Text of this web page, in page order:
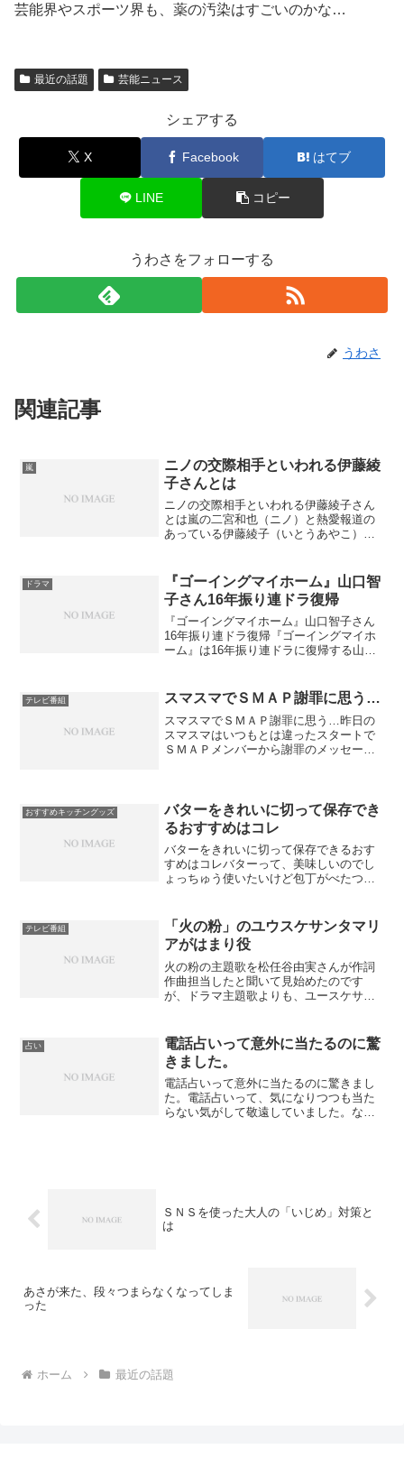
芸能界やスポーツ界も、薬の汚染はすごいのかな…
最近の話題 芸能ニュース
シェアする
X Facebook はてブ
LINE コピー
うわさをフォローする
うわさ
関連記事
嵐
ニノの交際相手といわれる伊藤綾
子さんとは
ニノの交際相手といわれる伊藤綾子さん
とは嵐の二宮和也（ニノ）と熱愛報道の
あっている伊藤綾子（いとうあやこ）さ
伊藤綾子（いとうあやこ）さんといえ
ば、美人女子アナとしてけ...
ドラマ
『ゴーイングマイホーム』山口智
子さん16年振り連ドラ復帰
『ゴーイングマイホーム』山口智子さん
16年振り連ドラ復帰『ゴーイングマイホ
ーム』は16年振り連ドラに復帰する山口
と変わらぬ美しさとスタイルをキープし
ているのですから話題...
テレビ番組 スマスマでＳＭＡＰ謝罪に思う…
スマスマでＳＭＡＰ謝罪に思う…昨日の
スマスマはいつもとは違ったスタートで
ＳＭＡＰメンバーから謝罪のメッセージ
がどうして謝らないといけな...
おすすめキッチングッズ
バターをきれいに切って保存でき
るおすすめはコレ
バターをきれいに切って保存できるおす
すめはコレバターって、美味しいのでし
ょっちゅう使いたいけど包丁がべたつい
包丁のはにくっ付いて上手く切れない
し、てはベタベタになる...
テレビ番組
「火の粉」のユウスケサンタマリ
アがはまり役
火の粉の主題歌を松任谷由実さんが作詞
作曲担当したと聞いて見始めたのです
が、ドラマ主題歌よりも、ユースケサン
た。「火の粉」は雫井脩介（しずくいゆ
うすけ）さんの小説をドラマ化...
占い
電話占いって意外に当たるのに驚
きました。
電話占いって意外に当たるのに驚きまし
た。電話占いって、気になりつつも当た
らない気がして敬遠していました。なん
ＳＮＳを使った大人の「いじめ」対策と
は
あさが来た、段々つまらなくなってしま
った
ホーム 最近の話題